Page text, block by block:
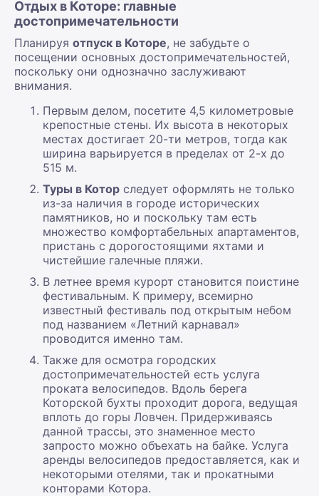
Отдых в Которе: главные
достопримечательности
Планируя отпуск в Которе, не забудьте о
посещении основных достопримечательностей,
поскольку они однозначно заслуживают
внимания.
Первым делом, посетите 4,5 километровые
крепостные стены. Их высота в некоторых
местах достигает 20-ти метров, тогда как
ширина варьируется в пределах от 2-х до
515 м.
Туры в Котор следует оформлять не только
из-за наличия в городе исторических
памятников, но и поскольку там есть
множество комфортабельных апартаментов,
пристань с дорогостоящими яхтами и
чистейшие галечные пляжи.
В летнее время курорт становится поистине
фестивальным. К примеру, всемирно
известный фестиваль под открытым небом
под названием «Летний карнавал»
проводится именно там.
Также для осмотра городских
достопримечательностей есть услуга
проката велосипедов. Вдоль берега
Которской бухты проходит дорога, ведущая
вплоть до горы Ловчен. Придерживаясь
данной трассы, это знаменное место
запросто можно объехать на байке. Услуга
аренды велосипедов предоставляется, как и
некоторыми отелями, так и прокатными
конторами Котора.